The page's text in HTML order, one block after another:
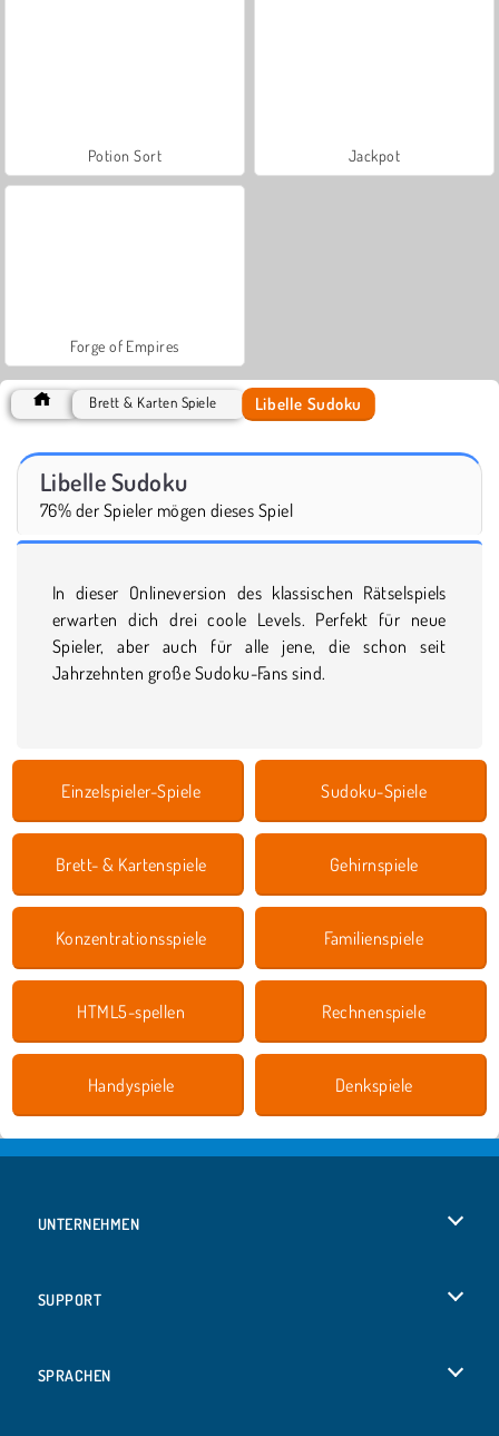
Potion Sort Jackpot
Forge of Empires
Brett & Karten Spiele Libelle Sudoku
Libelle Sudoku
76% der Spieler mögen dieses Spiel
In dieser Onlineversion des klassischen Rätselspiels
erwarten dich drei coole Levels. Perfekt für neue
Spieler, aber auch für alle jene, die schon seit
Jahrzehnten große Sudoku-Fans sind.
Einzelspieler-Spiele Sudoku-Spiele
Brett- & Kartenspiele Gehirnspiele
Konzentrationsspiele Familienspiele
HTML5-spellen Rechnenspiele
Handyspiele Denkspiele
UNTERNEHMEN
SUPPORT
SPRACHEN